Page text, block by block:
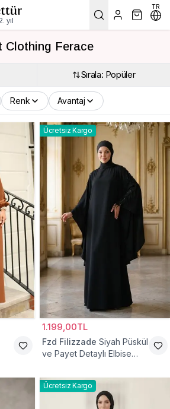
yıl
TR
Clothing Ferace
Sırala: Popüler
Renk Avantaj
Ücretsiz Kargo
1.199,00TL
Fzd Filizzade Siyah Püskül
ve Payet Detaylı Elbise
Ücretsiz Kargo